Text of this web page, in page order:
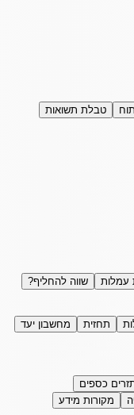
טבלת תשואות
עמלות שווה להחליף?
תחזית
מחשבון יעד
כספים
מקורות מידע